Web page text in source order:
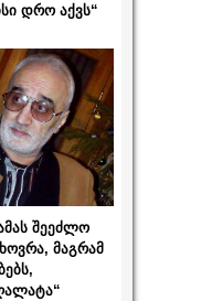
დრო აქვს“
შეეძლო
მაგრამ